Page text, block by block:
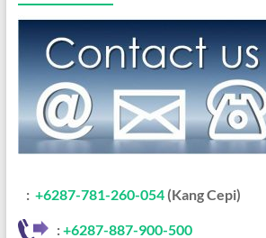
: +6287-781-260-054(Kang Cepi)
:+6287-887-900-500